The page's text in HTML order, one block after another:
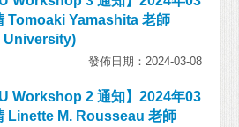
Tomoaki Yamashita 老師
University)
發佈日期：2024-03-08
Workshop 2 通知】2024年03
Linette M. Rousseau 老師